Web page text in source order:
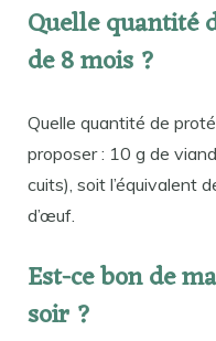
Quelle quantité
de 8 mois ?
Quelle quantité de
proposer : 10 g de
cuits), soit l’équivalent
d’œuf.
Est-ce bon de
soir ?